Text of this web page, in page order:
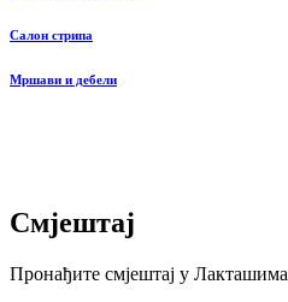
Салон стрипа
Мршави и дебели
Смјештај
Пронађите смјештај у Лакташима